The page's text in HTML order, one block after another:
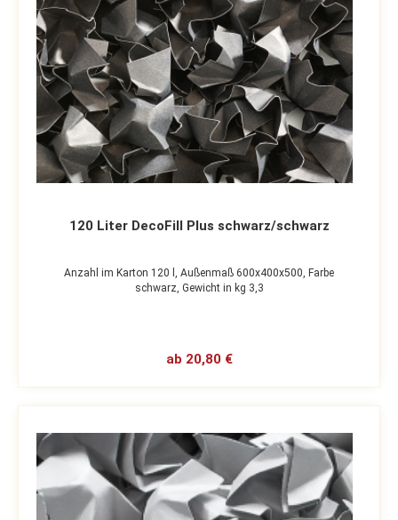
120 Liter DecoFill Plus schwarz/schwarz
Anzahl im Karton 120 l, Außenmaß 600x400x500, Farbe
schwarz, Gewicht in kg 3,3
ab 20,80 €